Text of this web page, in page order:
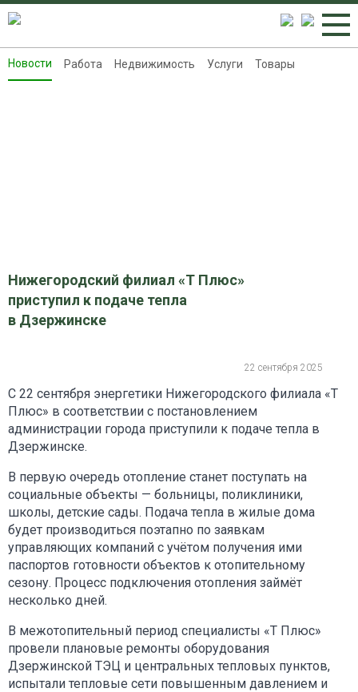
Новости
Новости Работа Недвижимость Услуги Товары
Нижегородский филиал «Т Плюс»
приступил к подаче тепла
в Дзержинске
22 сентября 2025
С 22 сентября энергетики Нижегородского филиала «Т
Плюс» в соответствии с постановлением
администрации города приступили к подаче тепла в
Дзержинске.
В первую очередь отопление станет поступать на
социальные объекты — больницы, поликлиники,
школы, детские сады. Подача тепла в жилые дома
будет производиться поэтапно по заявкам
управляющих компаний с учётом получения ими
паспортов готовности объектов к отопительному
сезону. Процесс подключения отопления займёт
несколько дней.
В межотопительный период специалисты «Т Плюс»
провели плановые ремонты оборудования
Дзержинской ТЭЦ и центральных тепловых пунктов,
испытали тепловые сети повышенным давлением и